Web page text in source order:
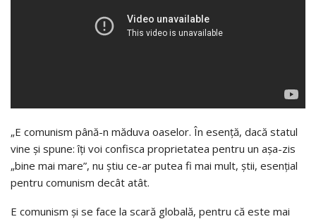
„E comunism până-n măduva oaselor. În esență, dacă statul
vine și spune: îți voi confisca proprietatea pentru un așa-zis
„bine mai mare”, nu știu ce-ar putea fi mai mult, știi, esențial
pentru comunism decât atât.
E comunism și se face la scară globală, pentru că este mai